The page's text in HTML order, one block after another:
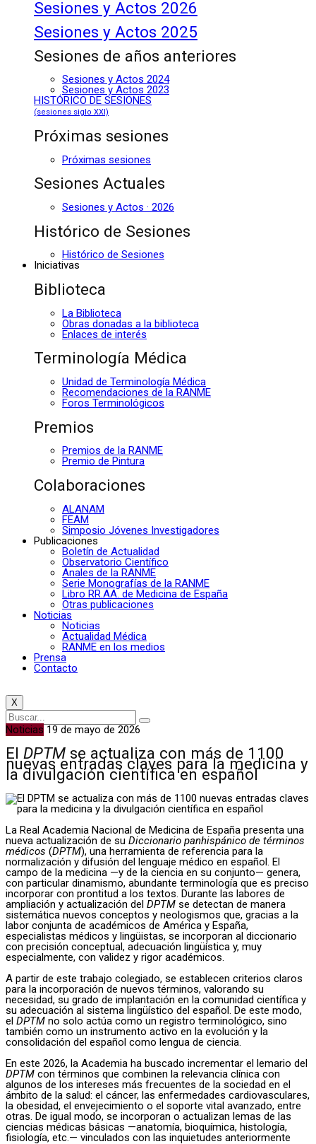
Sesiones y Actos 2026
Sesiones y Actos 2025
Sesiones de años anteriores
Sesiones y Actos 2024
Sesiones y Actos 2023
HISTÓRICO DE SESIONES
(sesiones siglo XXI)
Próximas sesiones
Próximas sesiones
Sesiones Actuales
Sesiones y Actos · 2026
Histórico de Sesiones
Histórico de Sesiones
Iniciativas
Biblioteca
La Biblioteca
Obras donadas a la biblioteca
Enlaces de interés
Terminología Médica
Unidad de Terminología Médica
Recomendaciones de la RANME
Foros Terminológicos
Premios
Premios de la RANME
Premio de Pintura
Colaboraciones
ALANAM
FEAM
Simposio Jóvenes Investigadores
Publicaciones
Boletín de Actualidad
Observatorio Científico
Anales de la RANME
Serie Monografías de la RANME
Libro RR.AA. de Medicina de España
Otras publicaciones
Noticias
Noticias
Actualidad Médica
RANME en los medios
Prensa
Contacto
X
Noticias 19 de mayo de 2026
El DPTM se actualiza con más de 1100
nuevas entradas claves para la medicina y
la divulgación científica en español
La Real Academia Nacional de Medicina de España presenta una
nueva actualización de su Diccionario panhispánico de términos
médicos (DPTM), una herramienta de referencia para la
normalización y difusión del lenguaje médico en español. El
campo de la medicina —y de la ciencia en su conjunto— genera,
con particular dinamismo, abundante terminología que es preciso
incorporar con prontitud a los textos. Durante las labores de
ampliación y actualización del DPTM se detectan de manera
sistemática nuevos conceptos y neologismos que, gracias a la
labor conjunta de académicos de América y España,
especialistas médicos y lingüistas, se incorporan al diccionario
con precisión conceptual, adecuación lingüística y, muy
especialmente, con validez y rigor académicos.
A partir de este trabajo colegiado, se establecen criterios claros
para la incorporación de nuevos términos, valorando su
necesidad, su grado de implantación en la comunidad científica y
su adecuación al sistema lingüístico del español. De este modo,
el DPTM no solo actúa como un registro terminológico, sino
también como un instrumento activo en la evolución y la
consolidación del español como lengua de ciencia.
En este 2026, la Academia ha buscado incrementar el lemario del
DPTM con términos que combinen la relevancia clínica con
algunos de los intereses más frecuentes de la sociedad en el
ámbito de la salud: el cáncer, las enfermedades cardiovasculares,
la obesidad, el envejecimiento o el soporte vital avanzado, entre
otras. De igual modo, se incorporan o actualizan lemas de las
ciencias médicas básicas —anatomía, bioquímica, histología,
fisiología, etc.— vinculados con las inquietudes anteriormente